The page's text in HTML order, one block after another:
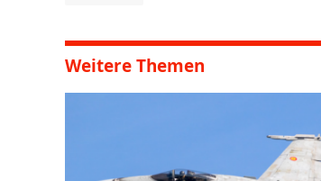
Weitere Themen